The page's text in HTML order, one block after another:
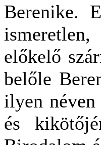
Berenike.
előkelő
belőle
ilyen
és